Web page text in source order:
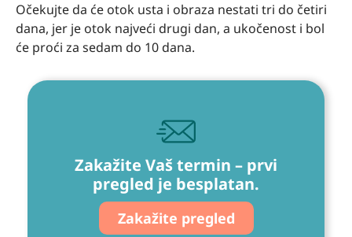
Očekujte da će otok usta i obraza nestati tri do četiri
dana, jer je otok najveći drugi dan, a ukočenost i bol
će proći za sedam do 10 dana.
Zakažite Vaš termin – prvi
pregled je besplatan.
Zakažite pregled